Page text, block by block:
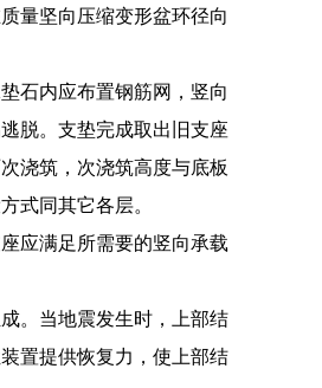
量坚向压缩变形盆环径向
石内应布置钢筋网，竖向
脱。支垫完成取出旧支座
浇筑，次浇筑高度与底板
式同其它各层。
应满足所需要的竖向承载
。当地震发生时，上部结
置提供恢复力，使上部结